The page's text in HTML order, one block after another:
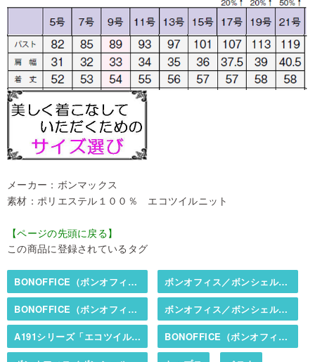
メーカー：ボンマックス
素材：ポリエステル１００％ エコツイルニット
【ページの先頭に戻る】
この商品に登録されているタグ
BONOFFICE（ボンオフィス）／BONCIERGE（ボンシェルジュ） ボンオフィス／ボンシェルジュ春夏カタログ掲載商品
BONOFFICE（ボンオフィス）／BONCIERGE（ボンシェルジュ） ボンオフィス／ボンシェルジュ春夏カタログ掲載商品
A191シリーズ「エコツイルニット」（オールシーズン・ニット・エコ商品） BONOFFICE（ボンオフィス）／BONCIERGE（ボンシェルジュ）